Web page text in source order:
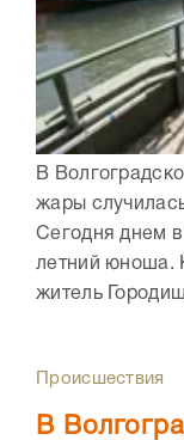
В
жары
Сегодня днем
летний юноша.
житель
Происшествия
В